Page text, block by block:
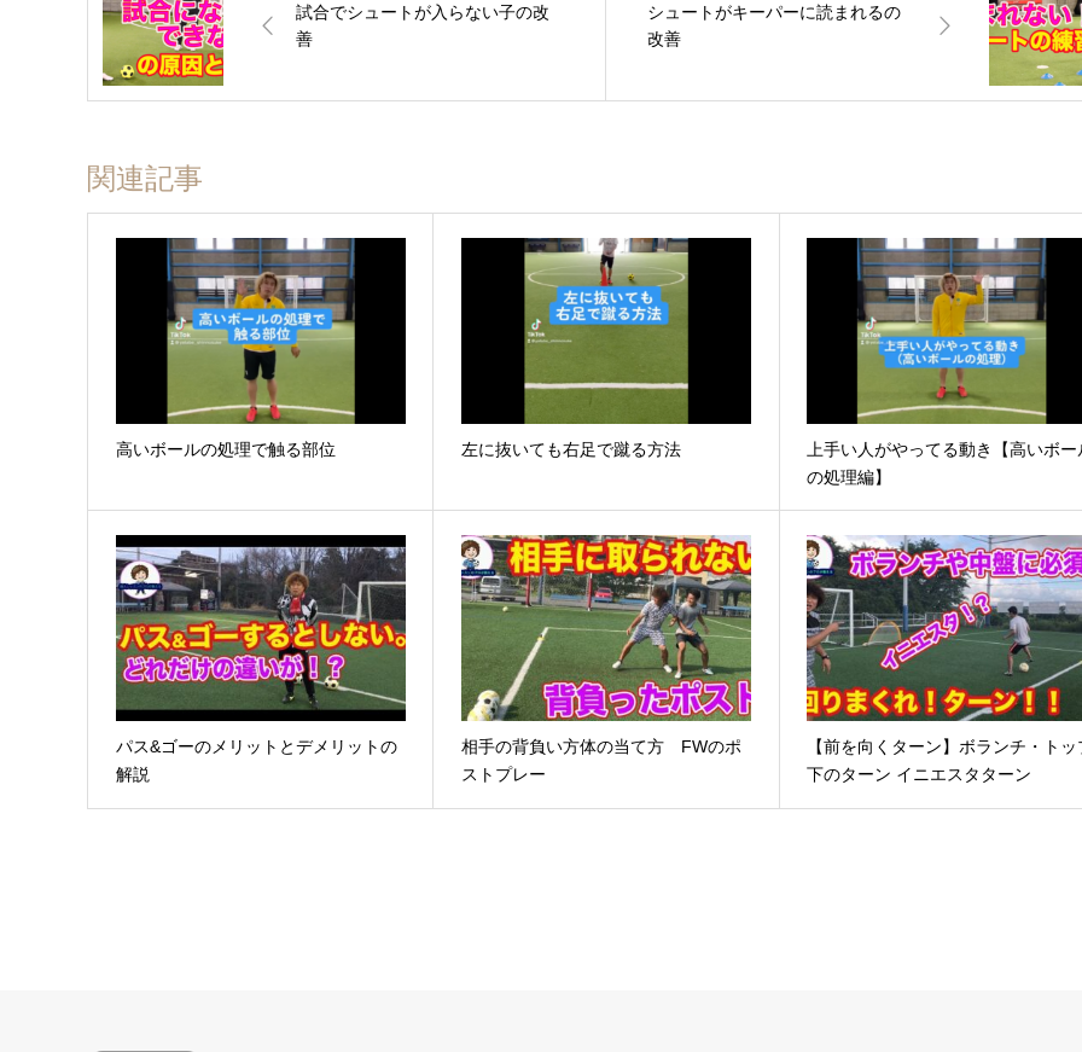
試合でシュートが入らない子の改
善
シュートがキーパーに読まれるの
改善
関連記事
高いボールの処理で触る部位 左に抜いても右足で蹴る方法
上手い人がやってる動き【高いボー
の処理編】
パス&ゴーのメリットとデメリットの
解説
相手の背負い方体の当て方 FWのポ
ストプレー
【前を向くターン】ボランチ・トッ
下のターン イニエスタターン